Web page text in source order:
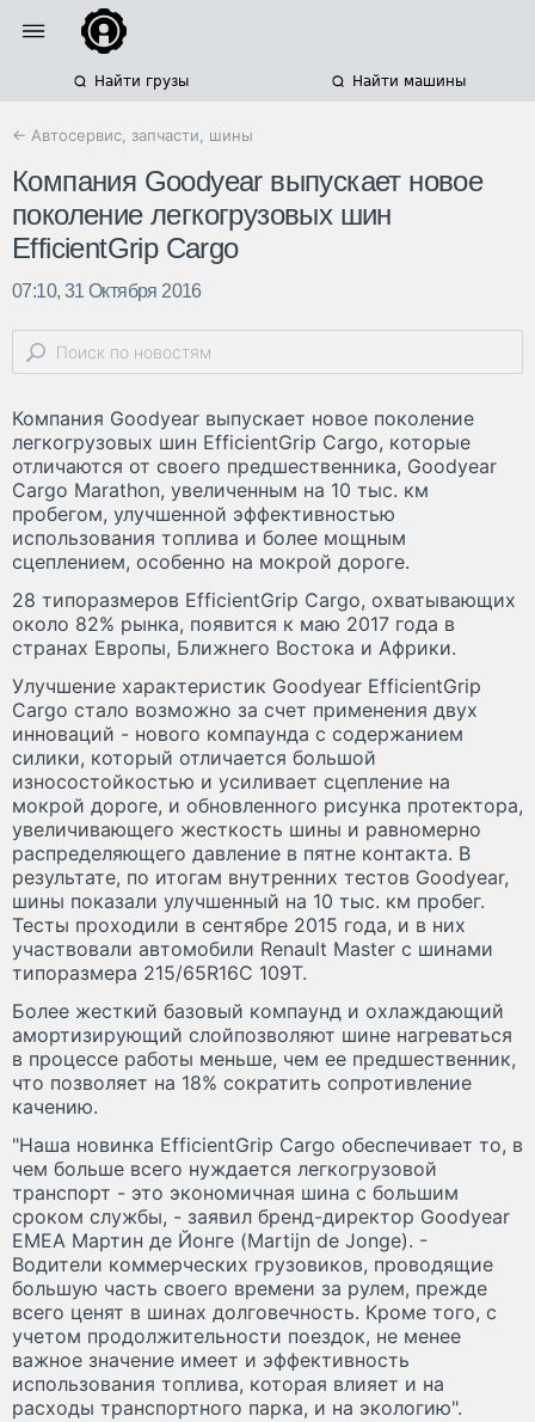
Найти грузы Найти машины
← Автосервис, запчасти, шины
Компания Goodyear выпускает новое
поколение легкогрузовых шин
EfficientGrip Cargo
07:10, 31 Октября 2016
Компания Goodyear выпускает новое поколение
легкогрузовых шин EfficientGrip Cargo, которые
отличаются от своего предшественника, Goodyear
Cargo Marathon, увеличенным на 10 тыс. км
пробегом, улучшенной эффективностью
использования топлива и более мощным
сцеплением, особенно на мокрой дороге.
28 типоразмеров EfficientGrip Cargo, охватывающих
около 82% рынка, появится к маю 2017 года в
странах Европы, Ближнего Востока и Африки.
Улучшение характеристик Goodyear EfficientGrip
Cargo стало возможно за счет применения двух
инноваций - нового компаунда с содержанием
силики, который отличается большой
износостойкостью и усиливает сцепление на
мокрой дороге, и обновленного рисунка протектора,
увеличивающего жесткость шины и равномерно
распределяющего давление в пятне контакта. В
результате, по итогам внутренних тестов Goodyear,
шины показали улучшенный на 10 тыс. км пробег.
Тесты проходили в сентябре 2015 года, и в них
участвовали автомобили Renault Master с шинами
типоразмера 215/65R16C 109T.
Более жесткий базовый компаунд и охлаждающий
амортизирующий слойпозволяют шине нагреваться
в процессе работы меньше, чем ее предшественник,
что позволяет на 18% сократить сопротивление
качению.
"Наша новинка EfficientGrip Cargo обеспечивает то, в
чем больше всего нуждается легкогрузовой
транспорт - это экономичная шина с большим
сроком службы, - заявил бренд-директор Goodyear
EMEA Мартин де Йонге (Martijn de Jonge). -
Водители коммерческих грузовиков, проводящие
большую часть своего времени за рулем, прежде
всего ценят в шинах долговечность. Кроме того, с
учетом продолжительности поездок, не менее
важное значение имеет и эффективность
использования топлива, которая влияет и на
расходы транспортного парка, и на экологию".